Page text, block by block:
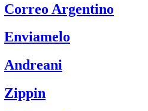
Correo Argentino
Enviamelo
Andreani
Zippin